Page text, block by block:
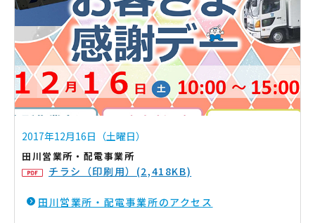
2017年12月16日（土曜日）
田川営業所・配電事業所
チラシ（印刷用）(2,418KB)
田川営業所・配電事業所のアクセス